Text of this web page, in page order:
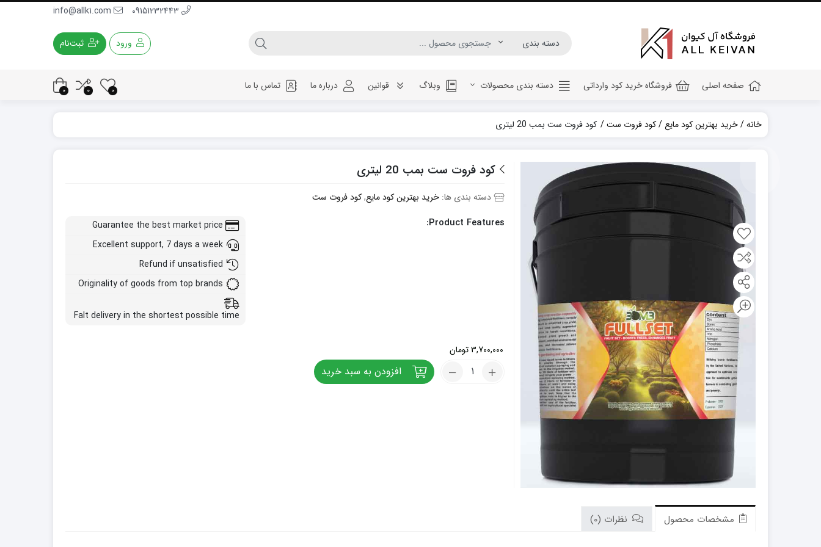
ورود ثبت‌نام
صفحه اصلی فروشگاه خرید کود وارداتی دسته بندی محصولات
کود جلبک دریایی
کود کامل ۲۰ ۲۰ ۲۰
کود آهن
کود پتاس
کود فسفر بالا
کود گلدهی(کود ۱۲ ۱۲ ۳۶)
کود آمینو اسید
کود فروت ست
کود گیاهان آپارتمانی
وبلاگ قوانین درباره ما تماس با ما 0
0
0
خانه خرید بهترین کود مایع کود فروت ست کود فروت ست بمب 20 لیتری
کود فروت ست بمب 20 لیتری
دسته بندی ها:خرید بهترین کود مایع,کود فروت ست
Product Features:
Guarantee the best market price
Excellent support, 7 days a week
Refund if unsatisfied
Originality of goods from top brands
Falt delivery in the shortest possible time
3,700,000 تومان
کود
فروت
افزودن به سبد خرید
مشخصات محصول نظرات (0)